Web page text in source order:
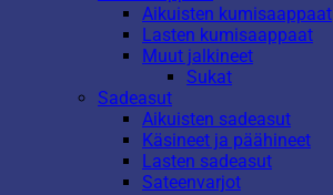
Aikuisten kumisaappaat
Lasten kumisaappaat
Muut jalkineet
Sukat
Sadeasut
Aikuisten sadeasut
Käsineet ja päähineet
Lasten sadeasut
Sateenvarjot